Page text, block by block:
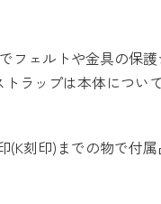
フェルトや金具の保
トラップは本体につい
(K刻印)までの物で付